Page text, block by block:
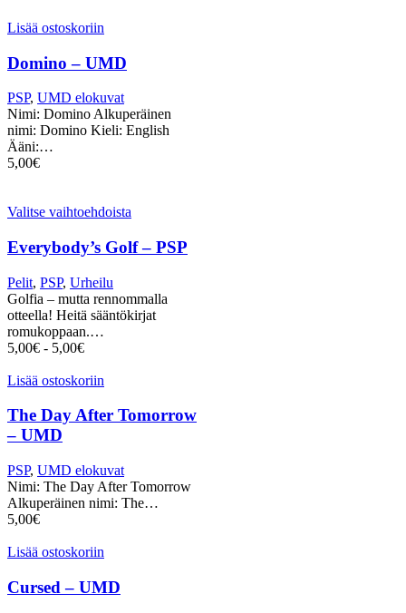
Lisää ostoskoriin
Domino – UMD
PSP, UMD elokuvat
Nimi: Domino Alkuperäinen
nimi: Domino Kieli: English
Ääni:…
5,00€
Valitse vaihtoehdoista
Everybody’s Golf – PSP
Pelit, PSP, Urheilu
Golfia – mutta rennommalla
otteella! Heitä sääntökirjat
romukoppaan.…
5,00€ - 5,00€
Lisää ostoskoriin
The Day After Tomorrow
– UMD
PSP, UMD elokuvat
Nimi: The Day After Tomorrow
Alkuperäinen nimi: The…
5,00€
Lisää ostoskoriin
Cursed – UMD